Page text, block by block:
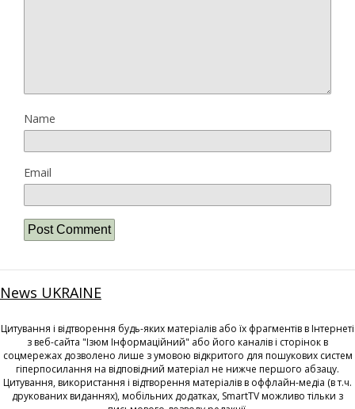
Name
Email
News UKRAINE
Цитування і відтворення будь-яких матеріалів або їх фрагментів в Інтернеті
з веб-сайта "Ізюм Інформаційний" або його каналів і сторінок в
соцмережах дозволено лише з умовою відкритого для пошукових систем
гіперпосилання на відповідний матеріал не нижче першого абзацу.
Цитування, використання і відтворення матеріалів в оффлайн-медіа (в т.ч.
друкованих виданнях), мобільних додатках, SmartTV можливо тільки з